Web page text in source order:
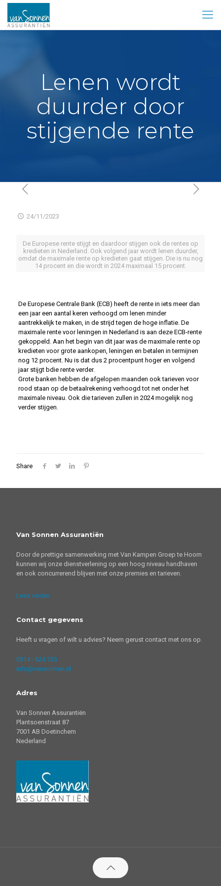
Lenen wordt
duurder door
stijgende rente
24/11/2023
De Europese rente stijgt en daardoor stijgen ook de rentes op
kredieten in Nederland. Ook volgend jaar wordt lenen duurder,
omdat de maximale rente op kredieten gaat stijgen. Die is nu nog
14 procent en die wordt in 2024 maximaal 15 procent.
De Europese Centrale Bank (ECB) heeft de rente in iets meer dan
een jaar een aantal keren verhoogd om lenen minder
aantrekkelijk te maken, in de strijd tegen de hoge inflatie. De
maximale rente voor leningen in Nederland is aan deze ECB-rente
gekoppeld. Aan het begin van dit jaar was de maximale rente op
kredieten voor grote aankopen, leningen en betalen in termijnen
nog 12 procent. Nu is dat dus 2 procentpunt hoger en volgend
jaar stijgt bdie rente verder.
Grote banken hebben de afgelopen maanden ook tarieven voor
rood staan op de betaalrekening verhoogd tot net onder het
maximale niveau. Ook die tarieven zullen in 2024 mogelijk nog
verder stijgen.
Share
Van Sonnen Assurantiën
Door de prettige samenwerking met Van Kampen Groep te Hoorn
kunnen wij onze dienstverlening op een hoog niveau handhaven
en ook concurrerend blijven met onze premies en tarieven.
Lees verder
Contact gegevens
Heeft u vragen of wilt u advies? Neem gerust contact met ons op.
0314 - 624 133
info@vansonnen.nl
Adres
Van Sonnen Assurantiën
Plantsoenstraat 87
7001 AB Doetinchem
Nederland